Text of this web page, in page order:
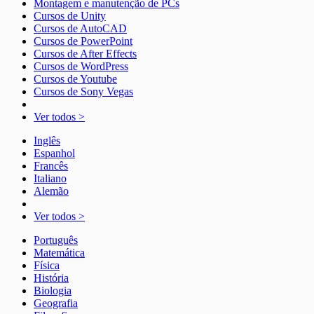
Montagem e manutenção de PCs
Cursos de Unity
Cursos de AutoCAD
Cursos de PowerPoint
Cursos de After Effects
Cursos de WordPress
Cursos de Youtube
Cursos de Sony Vegas
Ver todos >
Inglês
Espanhol
Francês
Italiano
Alemão
Ver todos >
Português
Matemática
Física
História
Biologia
Geografia